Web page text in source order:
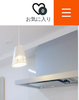
お気に入り
0